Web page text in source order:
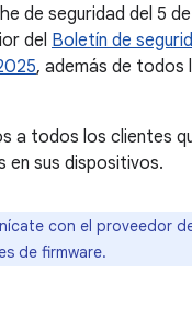
de seguridad del 5
del Boletín de
, además de todos
a todos los clientes
en sus dispositivos.
con el proveedor
de firmware.